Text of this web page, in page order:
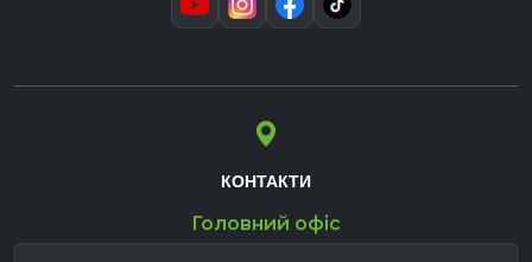
КОНТАКТИ
Головний офіс